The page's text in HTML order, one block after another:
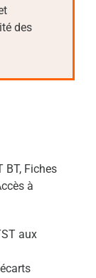
des
BT, Fiches
à
aux